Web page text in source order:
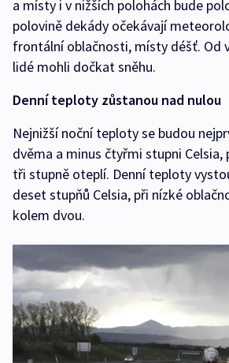
a místy i v nižších polohách bude
polovině dekády očekávají
frontální oblačnosti, místy déšť. Od
lidé mohli dočkat sněhu.
Denní teploty zůstanou nad nulou
Nejnižší noční teploty se budou
dvěma a minus čtyřmi stupni Celsia,
tři stupně oteplí. Denní teploty
deset stupňů Celsia, při nízké
kolem dvou.